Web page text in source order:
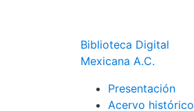
Biblioteca Digital
Mexicana A.C.
Presentación
Acervo histórico